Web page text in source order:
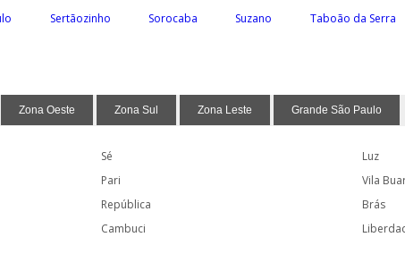
Sertãozinho Sorocaba Suzano Taboão da Serra
Zona Oeste Zona Sul Zona Leste Grande São Paulo
Sé
Luz
Pari
Vila
República
Brás
Cambuci